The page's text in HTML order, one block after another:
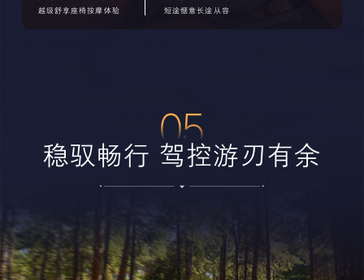
越级舒享座椅按摩体验
短途惬意长途从容
05
稳驭畅行 驾控游刃有余